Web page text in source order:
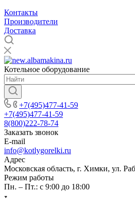
Контакты
Производители
Доставка
Котельное оборудование
+7(495)477-41-59
+7(495)477-41-59
8(800)222-78-74
Заказать звонок
E-mail
info@kotlygorelki.ru
Адрес
Московская область, г. Химки, ул.
Режим работы
Пн. – Пт.: с 9:00 до 18:00